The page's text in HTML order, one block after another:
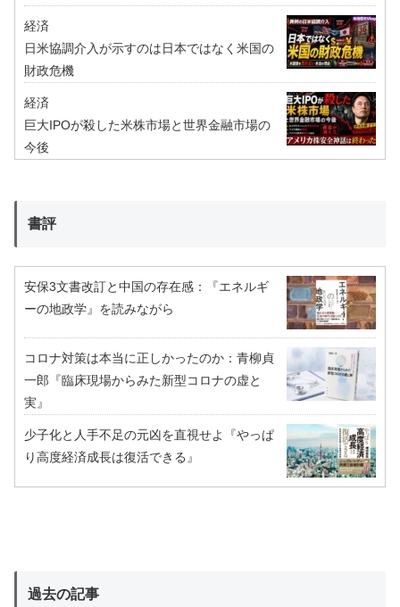
経済
日米協調介入が示すのは日本ではなく米国の
財政危機
経済
巨大IPOが殺した米株市場と世界金融市場の
今後
書評
安保3文書改訂と中国の存在感：『エネルギ
ーの地政学』を読みながら
コロナ対策は本当に正しかったのか：青柳貞
一郎『臨床現場からみた新型コロナの虚と
実』
少子化と人手不足の元凶を直視せよ『やっぱ
り高度経済成長は復活できる』
過去の記事